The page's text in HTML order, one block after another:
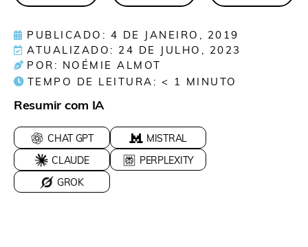
PUBLICADO: 4 DE JANEIRO, 2019
ATUALIZADO: 24 DE JULHO, 2023
POR: NOÉMIE ALMOT
TEMPO DE LEITURA: < 1 MINUTO
Resumir com IA
CHAT GPT
MISTRAL
CLAUDE
PERPLEXITY
GROK